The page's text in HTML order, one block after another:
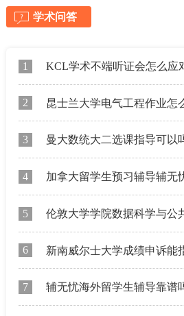
学术问答
1 KCL学术不端听证会怎么应
2 昆士兰大学电气工程作业怎
3 曼大数统大二选课指导可以
4 加拿大留学生预习辅导辅无
5 伦敦大学学院数据科学与公共政
6 新南威尔士大学成绩申诉能
7 辅无忧海外留学生辅导靠谱